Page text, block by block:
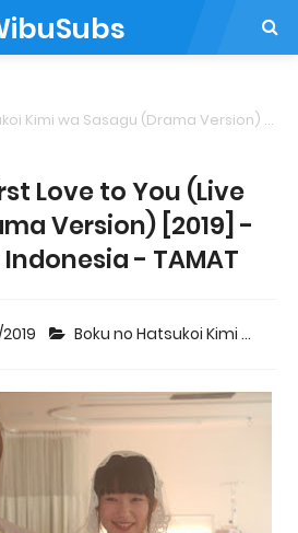
Kimi wa Sasagu (Drama Version)
Love to You (Live
Version) [2019] -
- TAMAT
2019 Boku no Hatsukoi Kimi wa Sasagu (Drama Version)